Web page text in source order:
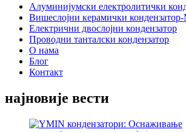
Алуминијумски електролитички
Вишеслојни керамички
Електрични двослојни кондензатор
Проводни танталски кондензатор
О нама
Блог
Контакт
најновије вести